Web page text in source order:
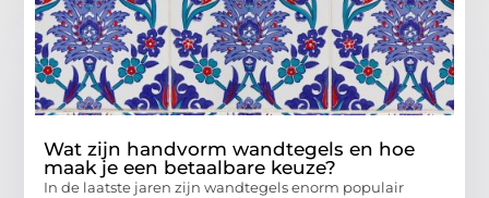
Wat zijn handvorm wandtegels en hoe
maak je een betaalbare keuze?
In de laatste jaren zijn wandtegels enorm populair